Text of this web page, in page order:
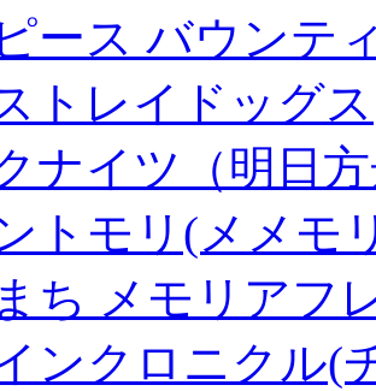
ース バウンテ
トレイドッグス
ナイツ（明日
トモリ(メメモ
ち メモリアフ
ンクロニクル(